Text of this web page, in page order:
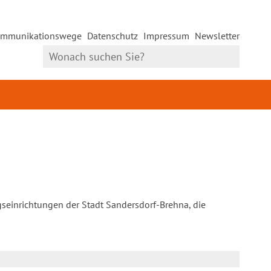
Datenschutz Impressum Newsletter
der Stadt Sandersdorf-Brehna, die